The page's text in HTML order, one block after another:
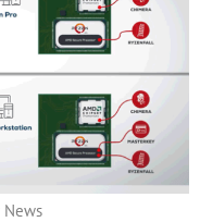
News